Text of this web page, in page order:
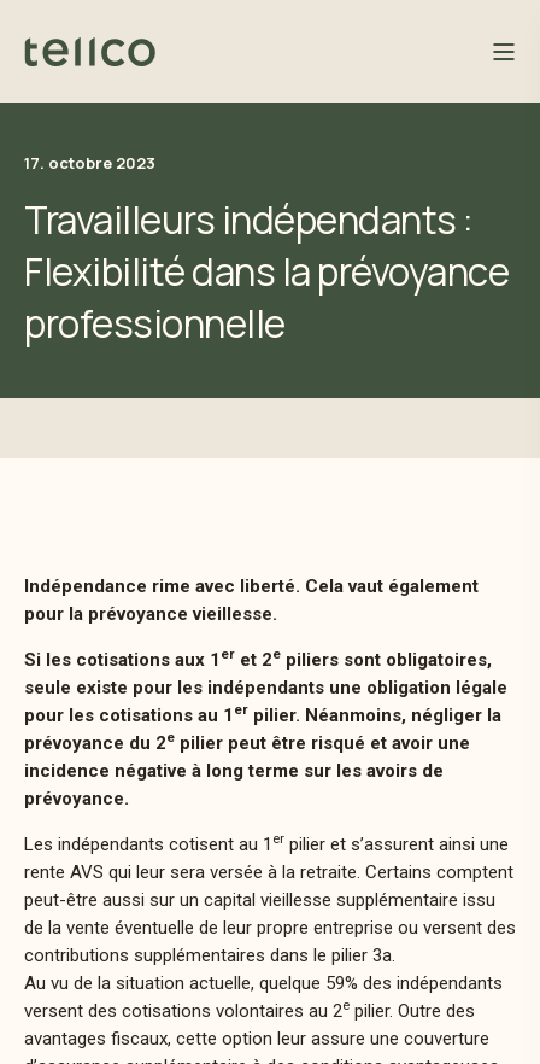
17. octobre 2023
Travailleurs indépendants :
Flexibilité dans la prévoyance
professionnelle
Indépendance rime avec liberté. Cela vaut également
pour la prévoyance vieillesse.
Si les cotisations aux 1 er et 2e piliers sont obligatoires,
seule existe pour les indépendants une obligation légale
pour les cotisations au 1 er pilier. Néanmoins, négliger la
prévoyance du 2e pilier peut être risqué et avoir une
incidence négative à long terme sur les avoirs de
prévoyance.
Les indépendants cotisent au 1 er pilier et s’assurent ainsi une
rente AVS qui leur sera versée à la retraite. Certains comptent
peut-être aussi sur un capital vieillesse supplémentaire issu
de la vente éventuelle de leur propre entreprise ou versent des
contributions supplémentaires dans le pilier 3a.
Au vu de la situation actuelle, quelque 59% des indépendants
versent des cotisations volontaires au 2e pilier. Outre des
avantages fiscaux, cette option leur assure une couverture